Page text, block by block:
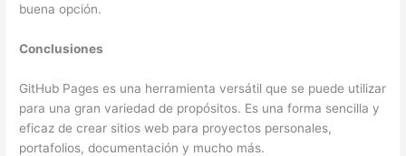
buena opción.
Conclusiones
GitHub Pages es una herramienta versátil que se puede utilizar
para una gran variedad de propósitos. Es una forma sencilla y
eficaz de crear sitios web para proyectos personales,
portafolios, documentación y mucho más.